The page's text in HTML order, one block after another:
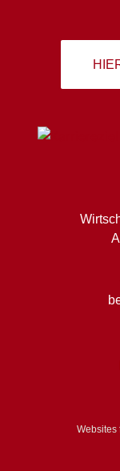
Websites